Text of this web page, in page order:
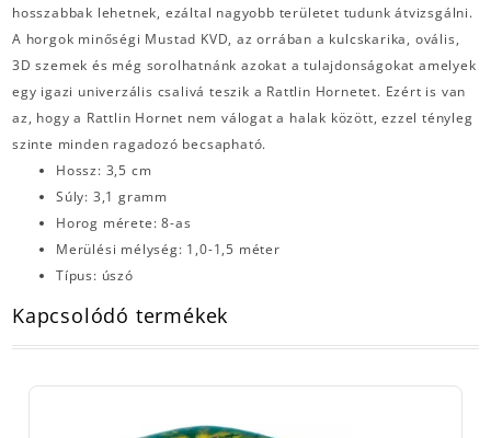
hosszabbak lehetnek, ezáltal nagyobb területet tudunk átvizsgálni.
A horgok minőségi Mustad KVD, az orrában a kulcskarika, ovális,
3D szemek és még sorolhatnánk azokat a tulajdonságokat amelyek
egy igazi univerzális csalivá teszik a Rattlin Hornetet. Ezért is van
az, hogy a Rattlin Hornet nem válogat a halak között, ezzel tényleg
szinte minden ragadozó becsapható.
Hossz: 3,5 cm
Súly: 3,1 gramm
Horog mérete: 8-as
Merülési mélység: 1,0-1,5 méter
Típus: úszó
Kapcsolódó termékek